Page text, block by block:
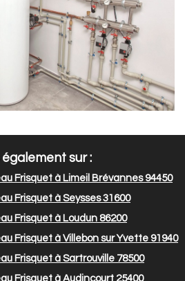
sur :
Frisquet à Limeil Brévannes 94450
Frisquet à Seysses 31600
Frisquet à Loudun 86200
Frisquet à Villebon sur Yvette 91940
Frisquet à Sartrouville 78500
Frisquet à Audincourt 25400